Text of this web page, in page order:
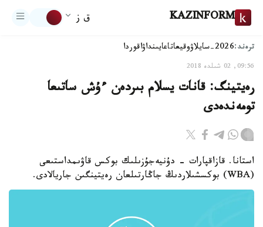
KAZINFORM ق ز
ترەند:2026-سايلاۋ وقيعاتاعايىنداۋاقوردا
09:56, 02 شىلدە 2018
رەيتينگ: قانات يسلام بىردەن ءۇش ساتىعا
تومەندەدى
استانا. قازاقپارات - دۇنيەجۇزىلىك بوكس قاۋىمداستىعى
(WBA) بوكسشىلاردىڭ جاڭارتىلعان رەيتينگىن جاريالادى.